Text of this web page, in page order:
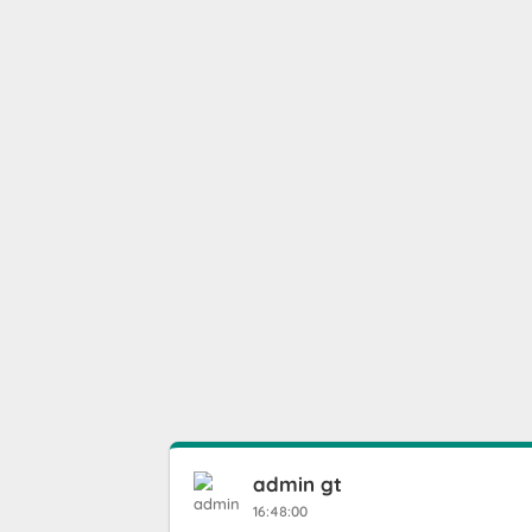
admin gt
16:48:00